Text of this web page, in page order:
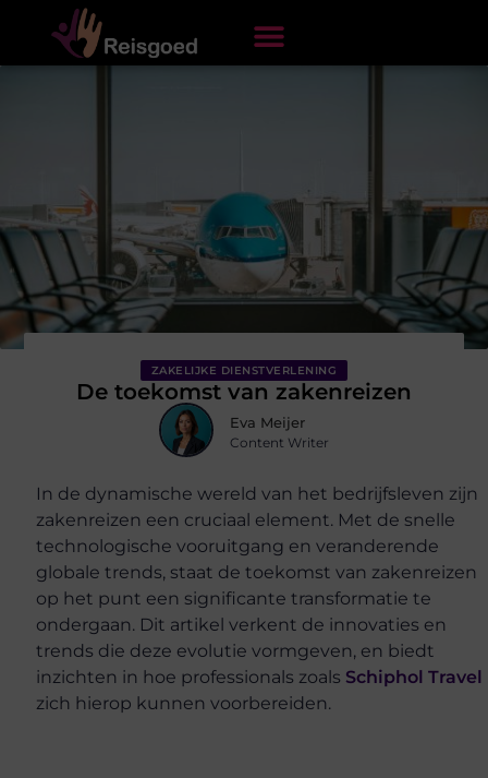
ZAKELIJKE DIENSTVERLENING
De toekomst van zakenreizen
Eva Meijer
Content Writer
In de dynamische wereld van het bedrijfsleven zijn
zakenreizen een cruciaal element. Met de snelle
technologische vooruitgang en veranderende
globale trends, staat de toekomst van zakenreizen
op het punt een significante transformatie te
ondergaan. Dit artikel verkent de innovaties en
trends die deze evolutie vormgeven, en biedt
inzichten in hoe professionals zoals Schiphol Travel
zich hierop kunnen voorbereiden.